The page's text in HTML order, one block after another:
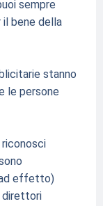
sempre
il bene della
stanno
le persone
effetto)
direttori